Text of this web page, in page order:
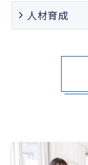
人材育成